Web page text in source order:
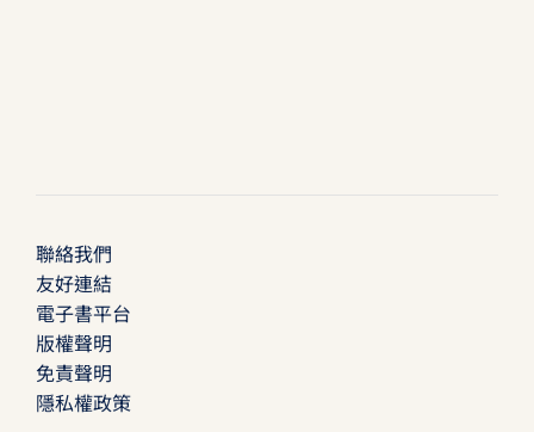
聯絡我們
友好連結
電子書平台
版權聲明
免責聲明
隱私權政策